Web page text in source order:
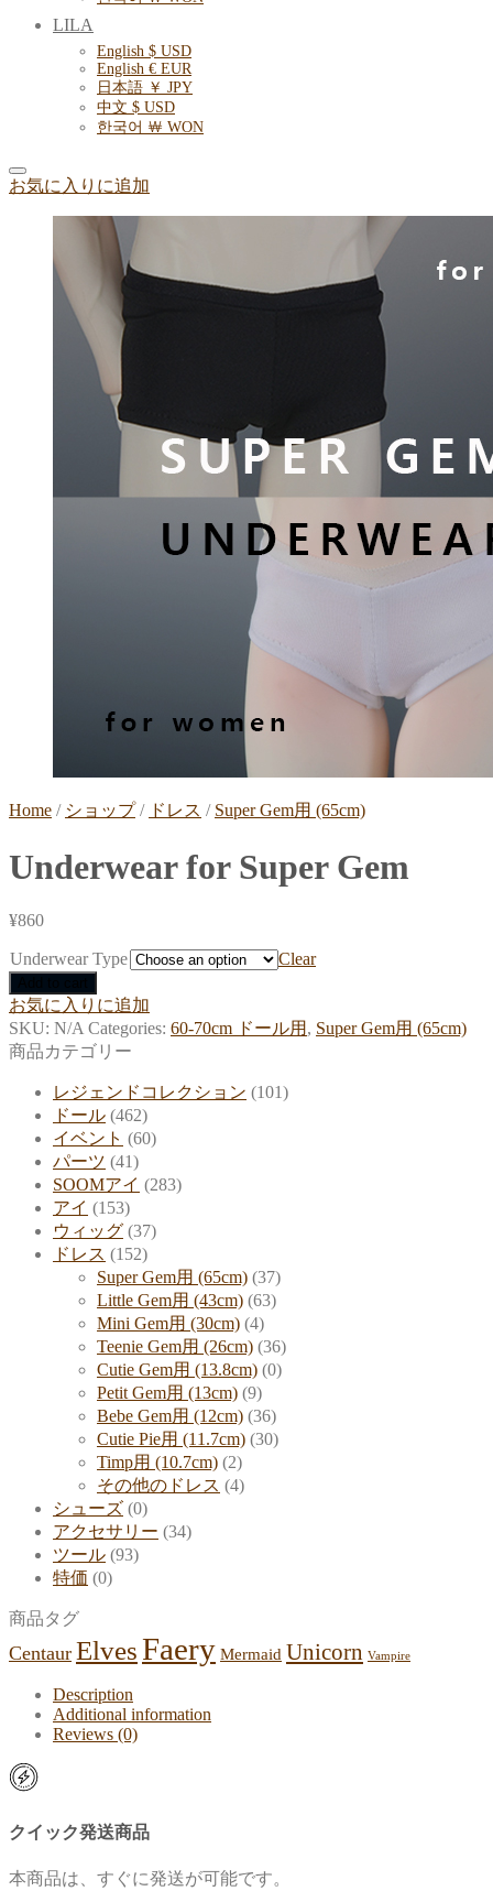
LILA
English $ USD
English € EUR
日本語 ￥ JPY
中文 $ USD
한국어 ￦ WON
お気に入りに追加
Home / ショップ / ドレス / Super Gem用 (65cm)
Underwear for Super Gem
¥860
Underwear Type Clear
お気に入りに追加
SKU: N/A Categories: 60-70cm ドール用 , Super Gem用 (65cm)
商品カテゴリー
レジェンドコレクション (101)
ドール (462)
イベント (60)
パーツ (41)
SOOMアイ (283)
アイ (153)
ウィッグ (37)
ドレス (152)
Super Gem用 (65cm) (37)
Little Gem用 (43cm) (63)
Mini Gem用 (30cm) (4)
Teenie Gem用 (26cm) (36)
Cutie Gem用 (13.8cm) (0)
Petit Gem用 (13cm) (9)
Bebe Gem用 (12cm) (36)
Cutie Pie用 (11.7cm) (30)
Timp用 (10.7cm) (2)
その他のドレス (4)
シューズ (0)
アクセサリー (34)
ツール (93)
特価 (0)
商品タグ
Centaur ElvesFaery Mermaid Unicorn Vampire
Description
Additional information
Reviews (0)
クイック発送商品
本商品は、すぐに発送が可能です。